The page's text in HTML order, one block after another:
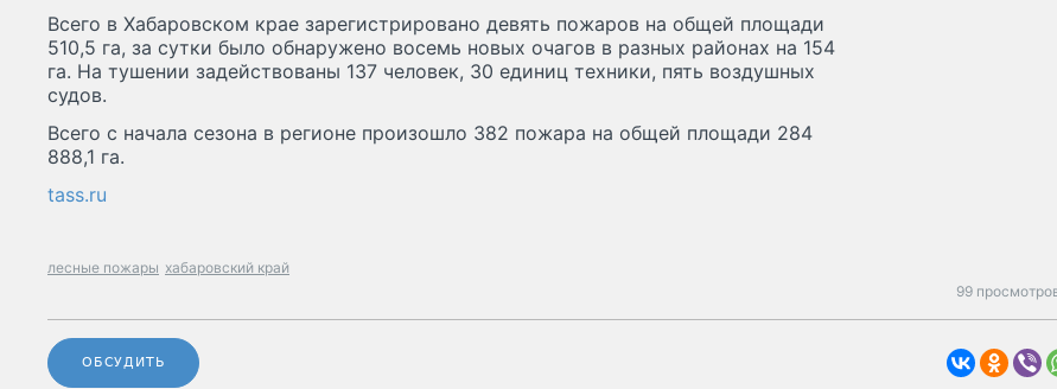
Всего в Хабаровском крае зарегистрировано девять пожаров на общей площади
510,5 га, за сутки было обнаружено восемь новых очагов в разных районах на 154
га. На тушении задействованы 137 человек, 30 единиц техники, пять воздушных
судов.
Всего с начала сезона в регионе произошло 382 пожара на общей площади 284
888,1 га.
tass.ru
лесные пожары хабаровский край
99
ОБСУДИТЬ